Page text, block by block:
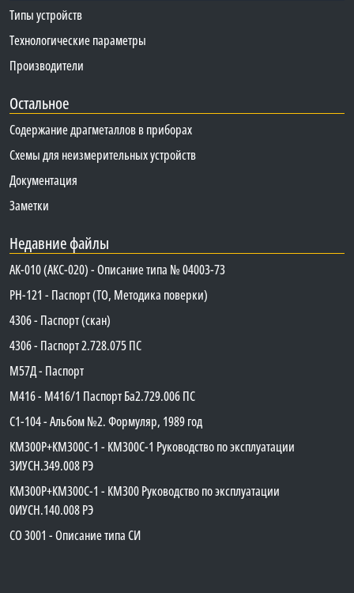
Типы устройств
Технологические параметры
Производители
Остальное
Содержание драгметаллов в приборах
Схемы для неизмерительных устройств
Документация
Заметки
Недавние файлы
АК-010 (АКС-020) - Описание типа № 04003-73
PH-121 - Паспорт (ТО, Методика поверки)
4306 - Паспорт (скан)
4306 - Паспорт 2.728.075 ПС
М57Д - Паспорт
М416 - М416/1 Паспорт Ба2.729.006 ПС
C1-104 - Альбом №2. Формуляр, 1989 год
КМ300Р+КМ300С-1 - КМ300C-1 Руководство по эксплуатации
3ИУСН.349.008 РЭ
КМ300Р+КМ300С-1 - КМ300 Руководство по эксплуатации
0ИУСН.140.008 РЭ
СО 3001 - Описание типа СИ